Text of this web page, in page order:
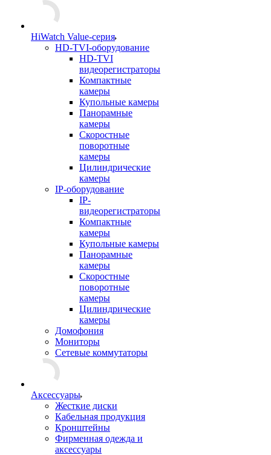
HiWatch Value-серия
HD-TVI-оборудование
HD-TVI
видеорегистраторы
Компактные
камеры
Купольные камеры
Панорамные
камеры
Скоростные
поворотные
камеры
Цилиндрические
камеры
IP-оборудование
IP-
видеорегистраторы
Компактные
камеры
Купольные камеры
Панорамные
камеры
Скоростные
поворотные
камеры
Цилиндрические
камеры
Домофония
Мониторы
Сетевые коммутаторы
Аксессуары
Жесткие диски
Кабельная продукция
Кронштейны
Фирменная одежда и
аксессуары